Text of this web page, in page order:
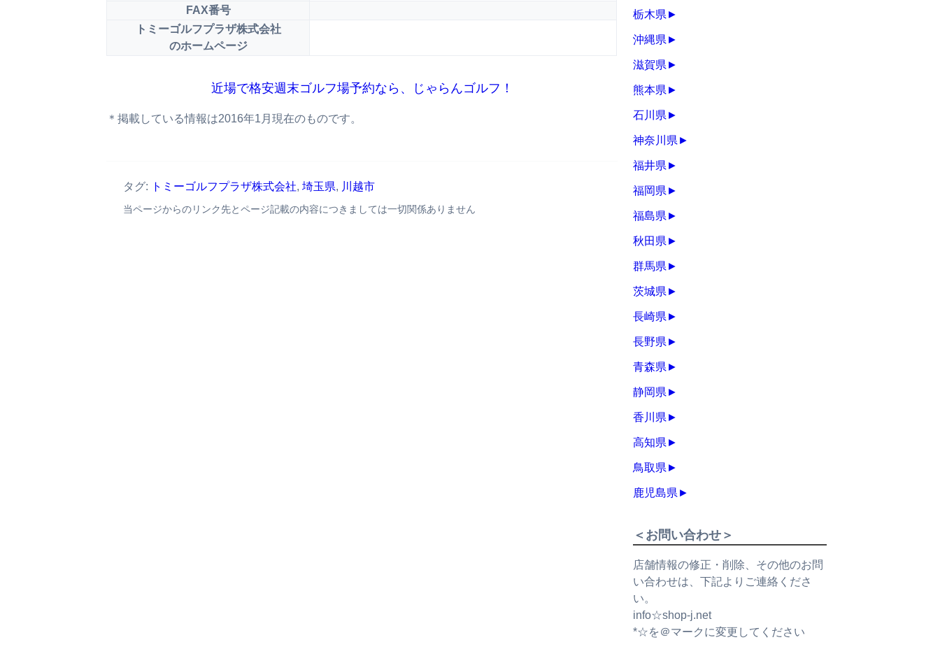
FAX番号
トミーゴルフプラザ株式会社
のホームページ
近場で格安週末ゴルフ場予約なら、じゃらんゴルフ！
＊掲載している情報は2016年1月現在のものです。
タグ: トミーゴルフプラザ株式会社, 埼玉県, 川越市
当ページからのリンク先とページ記載の内容につきましては一切関係ありません
栃木県 ►
沖縄県 ►
滋賀県 ►
熊本県 ►
石川県 ►
神奈川県 ►
福井県 ►
福岡県 ►
福島県 ►
秋田県 ►
群馬県 ►
茨城県 ►
長崎県 ►
長野県 ►
青森県 ►
静岡県 ►
香川県 ►
高知県 ►
鳥取県 ►
鹿児島県 ►
＜お問い合わせ＞
店舗情報の修正・削除、その他のお問
い合わせは、下記よりご連絡くださ
い。
info☆shop-j.net
*☆を＠マークに変更してください